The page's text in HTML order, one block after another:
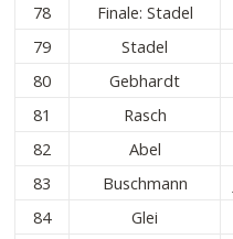
78
Finale: Stadel
79
Stadel
80
Gebhardt
81
Rasch
82
Abel
83
Buschmann
84
Glei